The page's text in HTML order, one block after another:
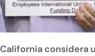
California considera